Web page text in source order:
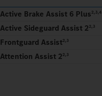
Active Brake Assist 6 Plus2,3,4
Active Sideguard Assist 22,3
Frontguard Assist2,3
Attention Assist 22,3